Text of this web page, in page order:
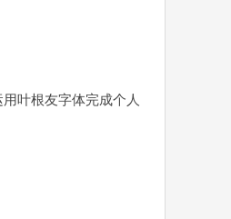
叶根友字体完成个人